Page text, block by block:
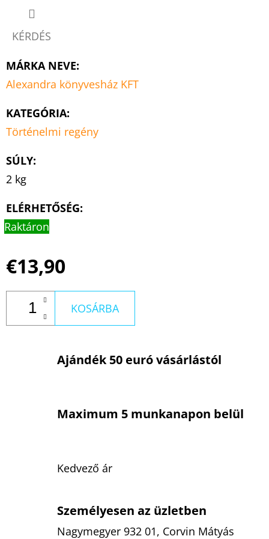
KÉRDÉS
MÁRKA NEVE:
Alexandra könyvesház KFT
KATEGÓRIA:
Történelmi regény
SÚLY:
2 kg
ELÉRHETŐSÉG:
Raktáron
€13,90
KOSÁRBA
Ajándék 50 euró vásárlástól
Maximum 5 munkanapon belül
Kedvező ár
Személyesen az üzletben
Nagymegyer 932 01, Corvin Mátyás